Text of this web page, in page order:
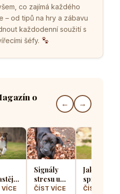
co zajímá každého
– od tipů na hry a zábavu
každodenní soužití s
šéfy.
o
← →
při
Signály
stresu u
psů: Jak
ČÍST VÍCE
Jak
správně
ČÍST VÍCE